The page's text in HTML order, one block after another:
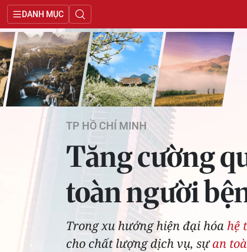
DANH MỤC
TP HỒ CHÍ MINH
Tăng cường
toàn người
Trong xu hướng hiện đại hóa hệ
cho chất lượng dịch vụ, sựan